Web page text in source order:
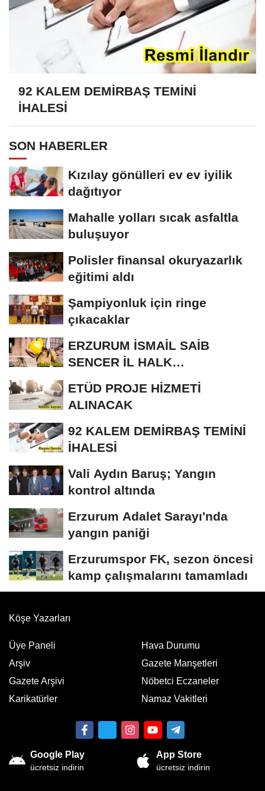
92 KALEM DEMİRBAŞ TEMİNİ
İHALESİ
SON HABERLER
Kızılay gönülleri ev ev iyilik
dağıtıyor
Mahalle yolları sıcak asfaltla
buluşuyor
Polisler finansal okuryazarlık
eğitimi aldı
Şampiyonluk için ringe
çıkacaklar
ERZURUM İSMAİL SAİB
SENCER İL HALK
KÜTÜPHANESİ BAKIM VE
ONARIM...
ETÜD PROJE HİZMETİ
ALINACAK
92 KALEM DEMİRBAŞ TEMİNİ
İHALESİ
Vali Aydın Baruş; Yangın
kontrol altında
Erzurum Adalet Sarayı'nda
yangın paniği
Erzurumspor FK, sezon öncesi
kamp çalışmalarını tamamladı
Köşe Yazarları
Üye Paneli
Arşiv
Gazete Arşivi
Karikatürler
Hava Durumu
Gazete Manşetleri
Nöbetci Eczaneler
Namaz Vakitleri
Google Play
ücretsiz indirin
App Store
ücretsiz indirin